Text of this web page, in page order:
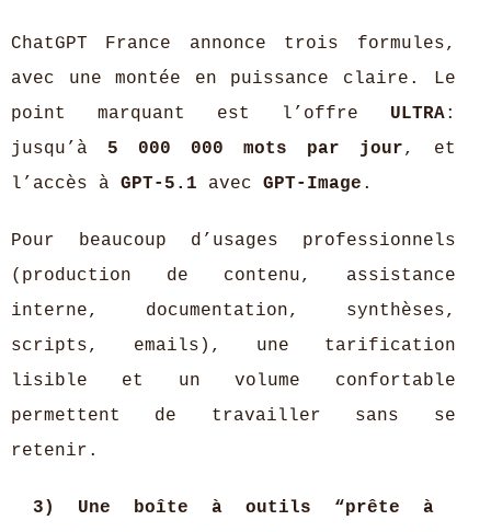
ChatGPT France annonce trois formules,
avec une montée en puissance claire. Le
point marquant est l’offre ULTRA:
jusqu’à 5 000 000 mots par jour, et
l’accès à GPT-5.1 avec GPT-Image .
Pour beaucoup d’usages professionnels
(production de contenu, assistance
interne, documentation, synthèses,
scripts, emails), une tarification
lisible et un volume confortable
permettent de travailler sans se
retenir.
3) Une boîte à outils “prête à